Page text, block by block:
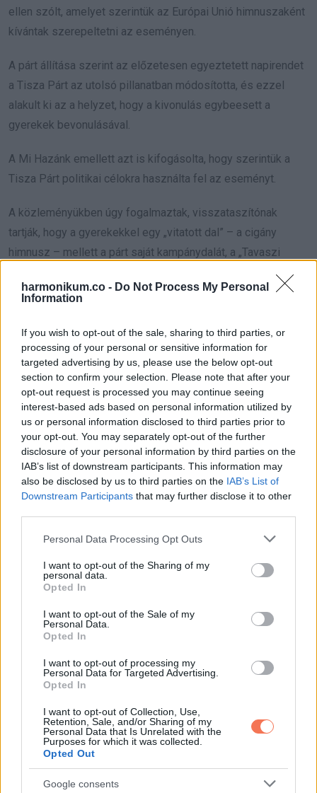
harmonikum.co - Do Not Process My Personal
Information
If you wish to opt-out of the sale, sharing to third parties, or
processing of your personal or sensitive information for
targeted advertising by us, please use the below opt-out
section to confirm your selection. Please note that after your
opt-out request is processed you may continue seeing
interest-based ads based on personal information utilized by
us or personal information disclosed to third parties prior to
your opt-out. You may separately opt-out of the further
disclosure of your personal information by third parties on the
IAB’s list of downstream participants. This information may
also be disclosed by us to third parties on the IAB’s List of
Downstream Participants that may further disclose it to other
Please note that this website/app uses one or more Google
not limited to your visit or usage behaviour. You may click to
grant or deny consent to Google and its third-party tags to
use your data for below specified purposes in below Google
consent section.
Personal Data Processing Opt Outs
I want to opt-out of the Sharing of my
personal data.
Opted In
I want to opt-out of the Sale of my
Personal Data.
Opted In
I want to opt-out of processing my
Personal Data for Targeted Advertising.
Opted In
I want to opt-out of Collection, Use,
Retention, Sale, and/or Sharing of my
Personal Data that Is Unrelated with the
Purposes for which it was collected.
Opted Out
Google consents
ellen szólt, amelyet szerintük az Európai Unió himnuszaként
kívántak szerepeltetni az eseményen.
A párt állítása szerint az előzetesen egyeztetett napirendet
a Tisza Párt az utolsó pillanatban módosította, és ezzel
alakult ki az a helyzet, hogy a kivonulás egybeesett a
gyerekek bevonulásával.
A Mi Hazánk emellett azt is kifogásolta, hogy szerintük a
Tisza Párt politikai célokra használta fel az eseményt.
A közleményükben úgy fogalmaztak, visszataszítónak
tartják, hogy a gyerekekkel egy „vitatott dal” – a cigány
himnusz – mellett a párt saját kampánydalát, a „Tavaszi
Oszd meg ezt a posztot:
WhatsappRedditShare
via
Email
7 dolog, amit csak az álbarátok csinálnak
Mégis megtette! Most jött a rendkívüli hír
Sulyok Tamásról!
További bejegyzések